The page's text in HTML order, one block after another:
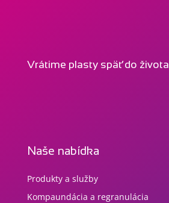
Vrátime plasty späť do života
Naše nabídka
Produkty a služby
Kompaundácia a regranulácia